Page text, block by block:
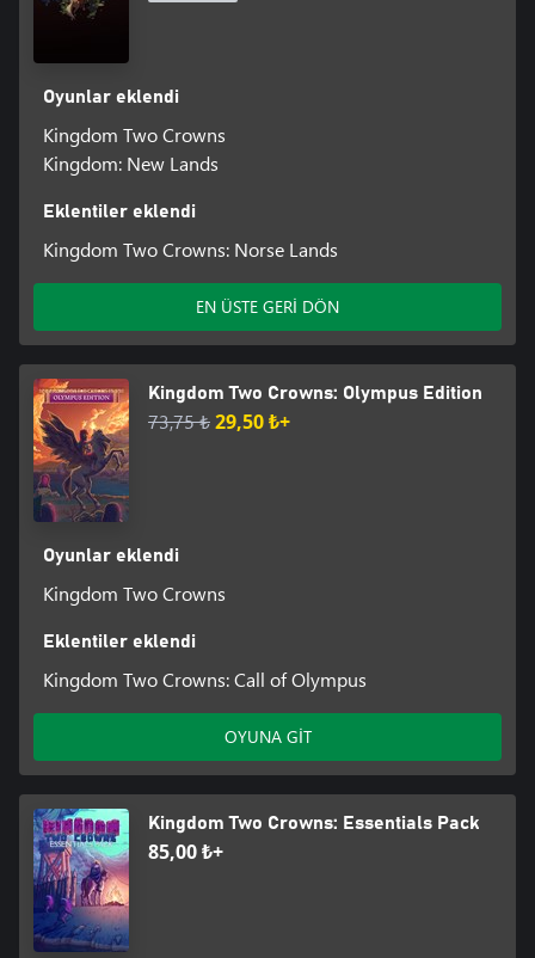
Oyunlar eklendi
Kingdom Two Crowns
Kingdom: New Lands
Eklentiler eklendi
Kingdom Two Crowns: Norse Lands
EN ÜSTE GERİ DÖN
Kingdom Two Crowns: Olympus Edition
73,75 ₺29,50 ₺+
Oyunlar eklendi
Kingdom Two Crowns
Eklentiler eklendi
Kingdom Two Crowns: Call of Olympus
OYUNA GİT
Kingdom Two Crowns: Essentials Pack
85,00 ₺+